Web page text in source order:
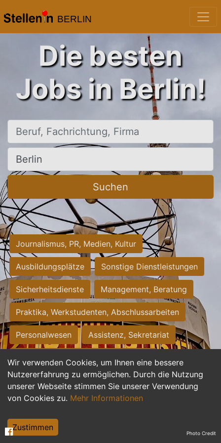
BERLIN
Wir verwenden Cookies, um Ihnen eine bessere
Nutzererfahrung zu ermöglichen. Durch die Nutzung
unserer Webseite stimmen Sie unserer Verwendung
von Cookies zu. Mehr Informationen
Zustimmen
Die besten
Jobs in Berlin!
Beruf, Fachrichtung, Firma
Ort, Stadt
Suchen
Journalismus, PR, Medien, Kultur
Ausbildungsplätze Sonstige Dienstleistungen
Sicherheitsdienste Management, Beratung
Praktika, Werkstudenten, Abschlussarbeiten
Personalwesen Assistenz, Sekretariat
Hilfskräfte, Aushilfs- und Nebenjobs
Einkauf, Logistik, Materialwirtschaft
Weiterbildung, Studium, duale Ausbildung
Tourismus
Photo Credit